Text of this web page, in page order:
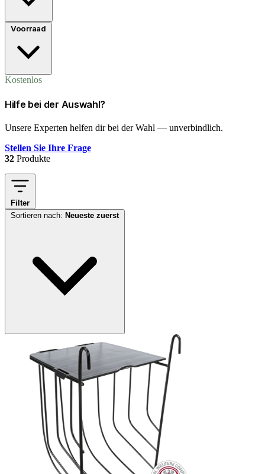
Voorraad
Kostenlos
Hilfe bei der Auswahl?
Unsere Experten helfen dir bei der Wahl — unverbindlich.
Stellen Sie Ihre Frage
32 Produkte
Filter
Sortieren nach: Neueste zuerst